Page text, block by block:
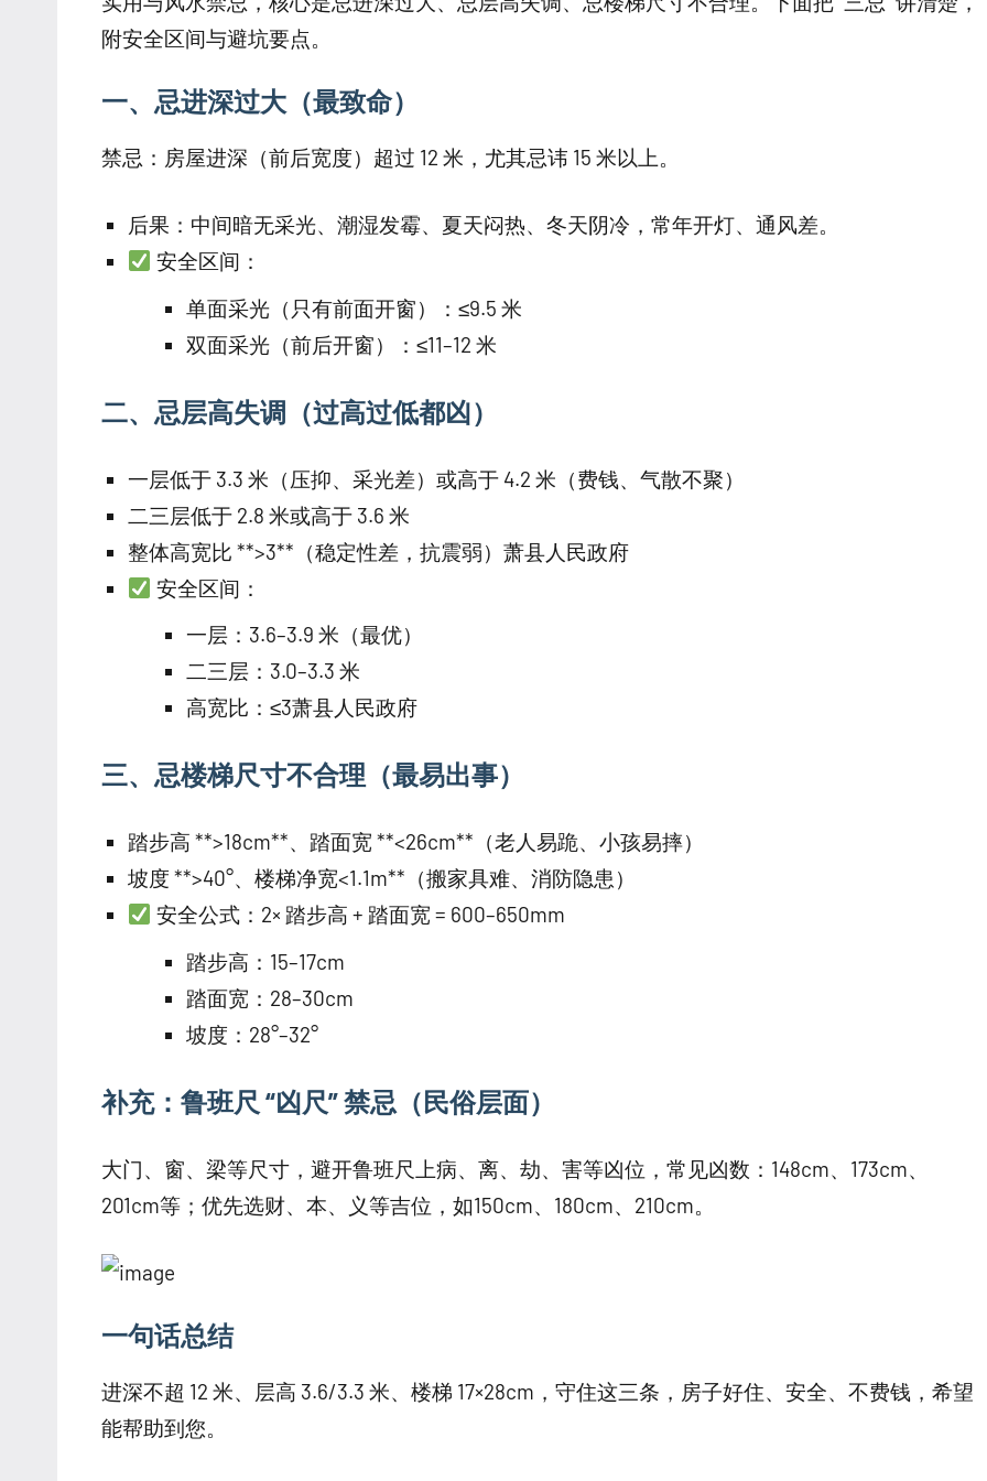
附安全区间与避坑要点。
一、忌进深过大（最致命）
禁忌：房屋进深（前后宽度）超过 12 米，尤其忌讳 15 米以上。
后果：中间暗无采光、潮湿发霉、夏天闷热、冬天阴冷，常年开灯、通风差。
安全区间：
单面采光（只有前面开窗）：≤9.5 米
双面采光（前后开窗）：≤11–12 米
二、忌层高失调（过高过低都凶）
一层低于 3.3 米（压抑、采光差）或高于 4.2 米（费钱、气散不聚）
二三层低于 2.8 米或高于 3.6 米
整体高宽比 **>3**（稳定性差，抗震弱）萧县人民政府
安全区间：
一层：3.6–3.9 米（最优）
二三层：3.0–3.3 米
高宽比：≤3萧县人民政府
三、忌楼梯尺寸不合理（最易出事）
踏步高 **>18cm**、踏面宽 **<26cm**（老人易跪、小孩易摔）
坡度 **>40°、楼梯净宽<1.1m**（搬家具难、消防隐患）
安全公式：2× 踏步高 + 踏面宽 = 600–650mm
踏步高：15–17cm
踏面宽：28–30cm
坡度：28°–32°
补充：鲁班尺 “凶尺” 禁忌（民俗层面）
大门、窗、梁等尺寸，避开鲁班尺上病、离、劫、害等凶位，常见凶数：148cm、173cm、
201cm等；优先选财、本、义等吉位，如150cm、180cm、210cm。
一句话总结
进深不超 12 米、层高 3.6/3.3 米、楼梯 17×28cm，守住这三条，房子好住、安全、不费钱，希望
能帮助到您。